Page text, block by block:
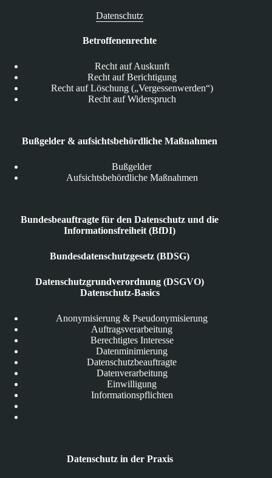
Datenschutz
Betroffenenrechte
Recht auf Auskunft
Recht auf Berichtigung
Recht auf Löschung („Vergessenwerden“)
Recht auf Widerspruch
Bußgelder & aufsichtsbehördliche Maßnahmen
Bußgelder
Aufsichtsbehördliche Maßnahmen
Bundesbeauftragte für den Datenschutz und die
Informationsfreiheit (BfDI)
Bundesdatenschutzgesetz (BDSG)
Datenschutzgrundverordnung (DSGVO)
Datenschutz-Basics
Anonymisierung & Pseudonymisierung
Auftragsverarbeitung
Berechtigtes Interesse
Datenminimierung
Datenschutzbeauftragte
Datenverarbeitung
Einwilligung
Informationspflichten
Datenschutz in der Praxis